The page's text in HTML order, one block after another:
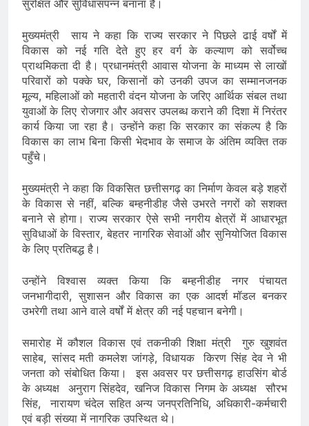
सुरक्षित और सुविधासंपन्न बनाना है।
मुख्यमंत्री साय ने कहा कि राज्य सरकार ने पिछले ढाई वर्षों में
विकास को नई गति देते हुए हर वर्ग के कल्याण को सर्वोच्च
प्राथमिकता दी है। प्रधानमंत्री आवास योजना के माध्यम से लाखों
परिवारों को पक्के घर, किसानों को उनकी उपज का सम्मानजनक
मूल्य, महिलाओं को महतारी वंदन योजना के जरिए आर्थिक संबल तथा
युवाओं के लिए रोजगार और अवसर उपलब्ध कराने की दिशा में निरंतर
कार्य किया जा रहा है। उन्होंने कहा कि सरकार का संकल्प है कि
विकास का लाभ बिना किसी भेदभाव के समाज के अंतिम व्यक्ति तक
पहुँचे।
मुख्यमंत्री ने कहा कि विकसित छत्तीसगढ़ का निर्माण केवल बड़े शहरों
के विकास से नहीं, बल्कि बम्हनीडीह जैसे उभरते नगरों को सशक्त
बनाने से होगा। राज्य सरकार ऐसे सभी नगरीय क्षेत्रों में आधारभूत
सुविधाओं के विस्तार, बेहतर नागरिक सेवाओं और सुनियोजित विकास
के लिए प्रतिबद्ध है।
उन्होंने विश्वास व्यक्त किया कि बम्हनीडीह नगर पंचायत
जनभागीदारी, सुशासन और विकास का एक आदर्श मॉडल बनकर
उभरेगी तथा आने वाले वर्षों में क्षेत्र की नई पहचान बनेगी।
समारोह में कौशल विकास एवं तकनीकी शिक्षा मंत्री गुरु खुशवंत
साहेब, सांसद मती कमलेश जांगड़े, विधायक किरण सिंह देव ने भी
जनता को संबोधित किया। इस अवसर पर छत्तीसगढ़ हाउसिंग बोर्ड
के अध्यक्ष अनुराग सिंहदेव, खनिज विकास निगम के अध्यक्ष सौरभ
सिंह, नारायण चंदेल सहित अन्य जनप्रतिनिधि, अधिकारी-कर्मचारी
एवं बड़ी संख्या में नागरिक उपस्थित थे।